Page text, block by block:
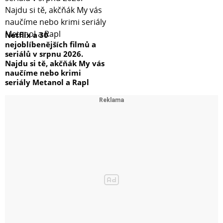
Netflix a 30
nejoblíbenějších filmů a
seriálů v srpnu 2026.
Najdu si tě, akčňák My vás
naučíme nebo krimi
seriály Metanol a Rapl